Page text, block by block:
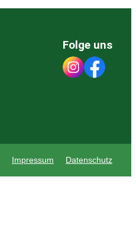
Folge uns
Impressum Datenschutz